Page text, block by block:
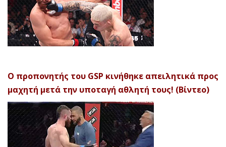
Ο προπονητής του GSP κινήθηκε απειλητικά προς
μαχητή μετά την υποταγή αθλητή τους! (Βίντεο)